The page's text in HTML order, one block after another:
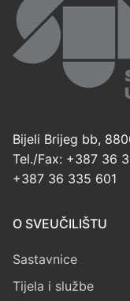
Bijeli Brijeg bb,
Tel./Fax: +387 36
+387 36 335 601
O SVEUČILIŠTU
Sastavnice
Tijela i službe